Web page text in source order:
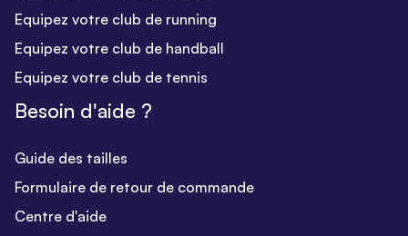
Equipez votre club de running
Equipez votre club de handball
Equipez votre club de tennis
Besoin d'aide ?
Guide des tailles
Formulaire de retour de commande
Centre d'aide